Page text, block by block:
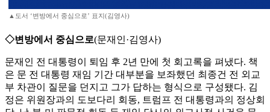
▲도서 ‘변방에서 중심으로’ 표지(김영사)
◇변방에서 중심으로(문재인·김영사)
문재인 전 대통령이 퇴임 후 2년 만에 첫 회고록을 펴냈다. 책
은 문 전 대통령 재임 기간 대부분을 보좌했던 최종건 전 외교
부 차관이 질문을 던지고 그가 답하는 형식으로 구성됐다. 김
정은 위원장과의 도보다리 회동, 트럼프 전 대통령과의 정상회